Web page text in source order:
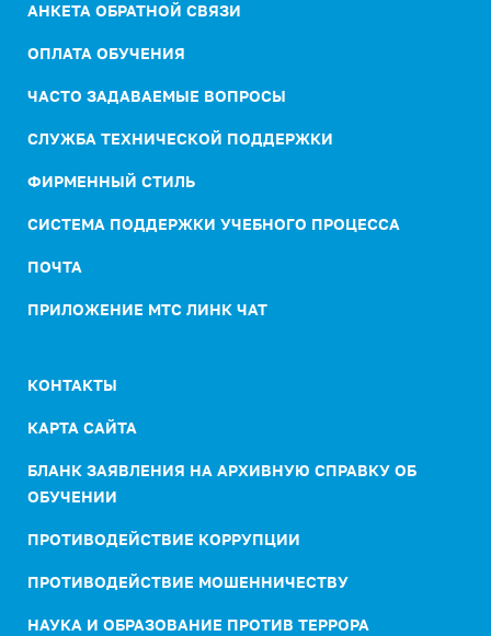
АНКЕТА ОБРАТНОЙ СВЯЗИ
ОПЛАТА ОБУЧЕНИЯ
ЧАСТО ЗАДАВАЕМЫЕ ВОПРОСЫ
СЛУЖБА ТЕХНИЧЕСКОЙ ПОДДЕРЖКИ
ФИРМЕННЫЙ СТИЛЬ
СИСТЕМА ПОДДЕРЖКИ УЧЕБНОГО ПРОЦЕССА
ПОЧТА
ПРИЛОЖЕНИЕ МТС ЛИНК ЧАТ
КОНТАКТЫ
КАРТА САЙТА
БЛАНК ЗАЯВЛЕНИЯ НА АРХИВНУЮ СПРАВКУ ОБ
ОБУЧЕНИИ
ПРОТИВОДЕЙСТВИЕ КОРРУПЦИИ
ПРОТИВОДЕЙСТВИЕ МОШЕННИЧЕСТВУ
НАУКА И ОБРАЗОВАНИЕ ПРОТИВ ТЕРРОРА